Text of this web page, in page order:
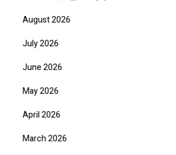
August 2026
July 2026
June 2026
May 2026
April 2026
March 2026